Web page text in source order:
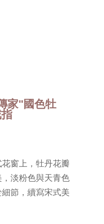
家"國色牡
窗上，牡丹花瓣
淡粉色與天青色
節，續寫宋式美